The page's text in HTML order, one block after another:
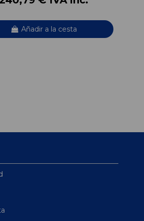
Añadir a la cesta